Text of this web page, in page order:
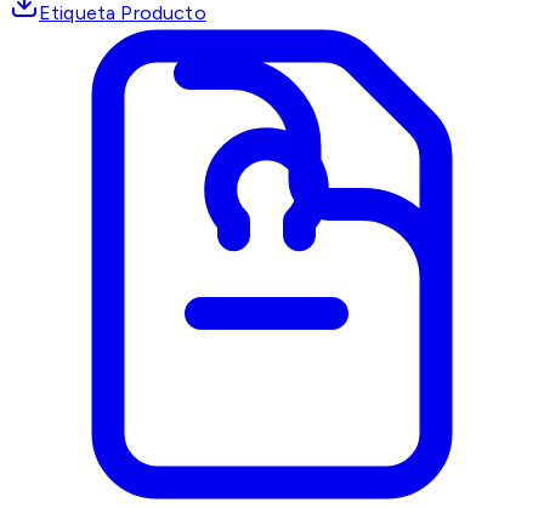
Etiqueta Producto